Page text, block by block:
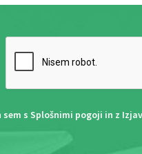
sem s Splošnimi pogoji in z